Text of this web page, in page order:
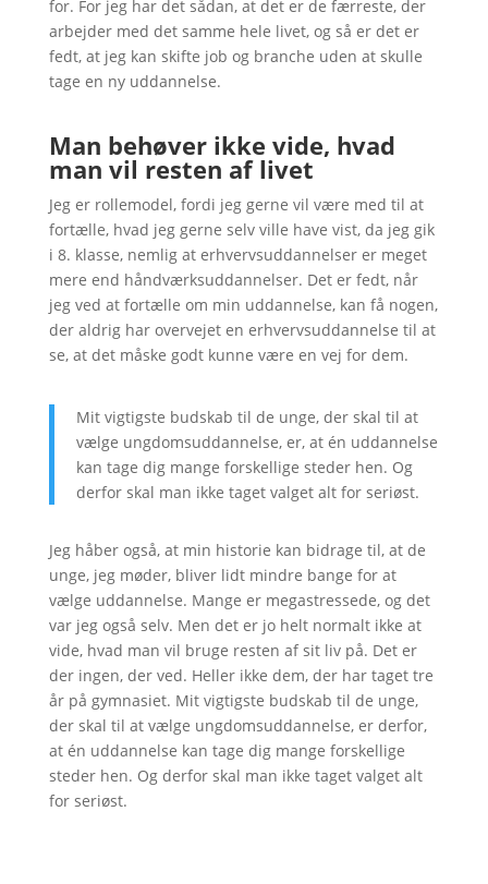
for. For jeg har det sådan, at det er de færreste, der
arbejder med det samme hele livet, og så er det er
fedt, at jeg kan skifte job og branche uden at skulle
tage en ny uddannelse.
Man behøver ikke vide, hvad
man vil resten af livet
Jeg er rollemodel, fordi jeg gerne vil være med til at
fortælle, hvad jeg gerne selv ville have vist, da jeg gik
i 8. klasse, nemlig at erhvervsuddannelser er meget
mere end håndværksuddannelser. Det er fedt, når
jeg ved at fortælle om min uddannelse, kan få nogen,
der aldrig har overvejet en erhvervsuddannelse til at
se, at det måske godt kunne være en vej for dem.
Mit vigtigste budskab til de unge, der skal til at
vælge ungdomsuddannelse, er, at én uddannelse
kan tage dig mange forskellige steder hen. Og
derfor skal man ikke taget valget alt for seriøst.
Jeg håber også, at min historie kan bidrage til, at de
unge, jeg møder, bliver lidt mindre bange for at
vælge uddannelse. Mange er megastressede, og det
var jeg også selv. Men det er jo helt normalt ikke at
vide, hvad man vil bruge resten af sit liv på. Det er
der ingen, der ved. Heller ikke dem, der har taget tre
år på gymnasiet. Mit vigtigste budskab til de unge,
der skal til at vælge ungdomsuddannelse, er derfor,
at én uddannelse kan tage dig mange forskellige
steder hen. Og derfor skal man ikke taget valget alt
for seriøst.